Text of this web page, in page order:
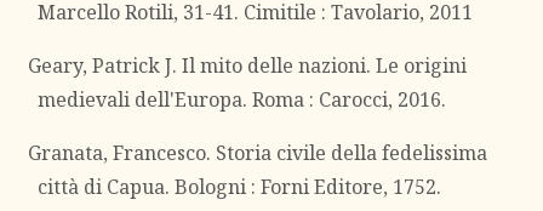
Marcello Rotili, 31-41. Cimitile : Tavolario, 2011
Geary, Patrick J. Il mito delle nazioni. Le origini
medievali dell'Europa. Roma : Carocci, 2016.
Granata, Francesco. Storia civile della fedelissima
città di Capua. Bologni : Forni Editore, 1752.